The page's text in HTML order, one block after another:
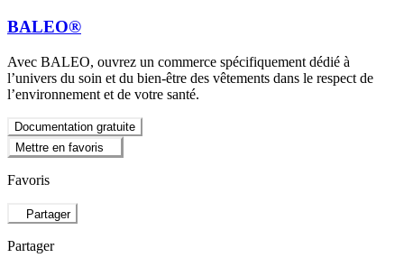
BALEO®
Avec BALEO, ouvrez un commerce spécifiquement dédié à
l’univers du soin et du bien-être des vêtements dans le respect de
l’environnement et de votre santé.
Documentation gratuite
Mettre en favoris
Favoris
Partager
Partager